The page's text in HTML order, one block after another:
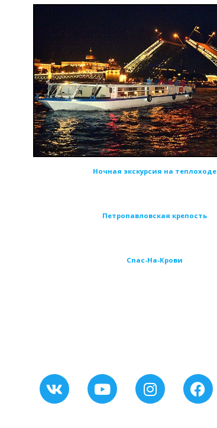
Ночная экскурсия на теплоходе
Петропавловская крепость
Спас-На-Крови